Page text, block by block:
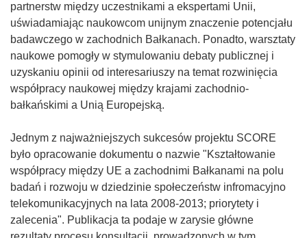
partnerstw między uczestnikami a ekspertami Unii,
uświadamiając naukowcom unijnym znaczenie potencjału
badawczego w zachodnich Bałkanach. Ponadto, warsztaty
naukowe pomogły w stymulowaniu debaty publicznej i
uzyskaniu opinii od interesariuszy na temat rozwinięcia
współpracy naukowej między krajami zachodnio-
bałkańskimi a Unią Europejską.
Jednym z najważniejszych sukcesów projektu SCORE
było opracowanie dokumentu o nazwie "Kształtowanie
współpracy między UE a zachodnimi Bałkanami na polu
badań i rozwoju w dziedzinie społeczeństw infromacyjno
telekomunikacyjnych na lata 2008-2013; priorytety i
zalecenia". Publikacja ta podaje w zarysie główne